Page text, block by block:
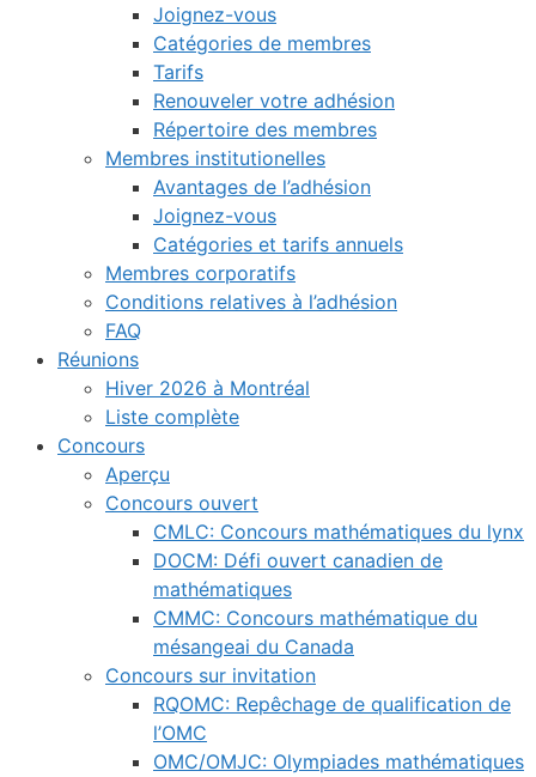
Joignez-vous
Catégories de membres
Tarifs
Renouveler votre adhésion
Répertoire des membres
Membres institutionelles
Avantages de l’adhésion
Joignez-vous
Catégories et tarifs annuels
Membres corporatifs
Conditions relatives à l’adhésion
FAQ
Réunions
Hiver 2026 à Montréal
Liste complète
Concours
Aperçu
Concours ouvert
CMLC: Concours mathématiques du lynx
DOCM: Défi ouvert canadien de
mathématiques
CMMC: Concours mathématique du
mésangeai du Canada
Concours sur invitation
RQOMC: Repêchage de qualification de
l’OMC
OMC/OMJC: Olympiades mathématiques